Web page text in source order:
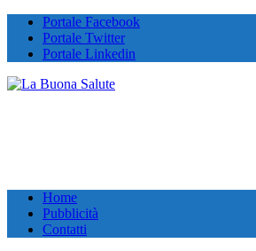
Portale Facebook
Portale Twitter
Portale Linkedin
Home
Pubblicità
Contatti